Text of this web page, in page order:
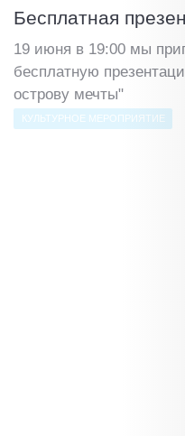
Бесплатная
19 июня в 19:00 мы
бесплатную
острову мечты"
КУЛЬТУРНОЕ МЕРОПРИЯТИЕ